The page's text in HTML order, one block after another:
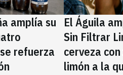
amplía su
refuerza
El Águila
Sin Filtrar
cerveza
limón a la